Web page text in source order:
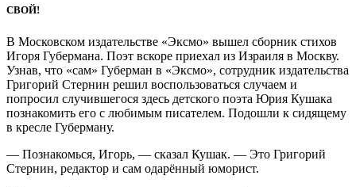
СВОЙ!
В Московском издательстве «Эксмо» вышел сборник стихов
Игоря Губермана. Поэт вскоре приехал из Израиля в Москву.
Узнав, что «сам» Губерман в «Эксмо», сотрудник издательства
Григорий Стернин решил воспользоваться случаем и
попросил случившегося здесь детского поэта Юрия Кушака
познакомить его с любимым писателем. Подошли к сидящему
в кресле Губерману.
— Познакомься, Игорь, — сказал Кушак. — Это Григорий
Стернин, редактор и сам одарённый юморист.